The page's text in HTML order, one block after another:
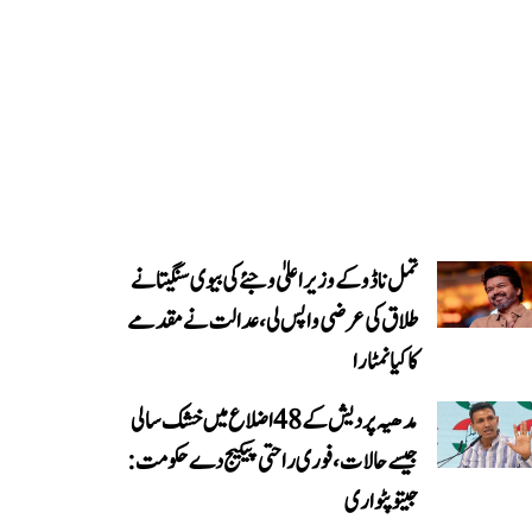
تمل ناڈو کے وزیر اعلیٰ وجئے کی بیوی سنگیتا نے
طلاق کی عرضی واپس لی، عدالت نے مقدمے
کا کیا نمٹارا
مدھیہ پردیش کے 48 اضلاع میں خشک سالی
جیسے حالات، فوری راحتی پیکیج دے حکومت:
جیتو پٹواری